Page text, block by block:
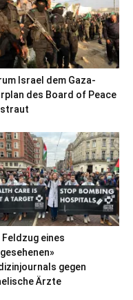
Israel dem Gaza-
des Board of Peace
Feldzug eines
gegen
Ärzte